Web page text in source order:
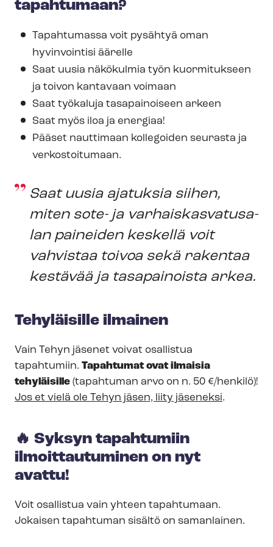
tapahtumaan?
Tapahtumassa voit pysähtyä oman
hyvinvointisi äärelle
Saat uusia näkökulmia työn kuormitukseen
ja toivon kantavaan voimaan
Saat työkaluja tasapainoiseen arkeen
Saat myös iloa ja energiaa!
Pääset nauttimaan kollegoiden seurasta ja
verkostoitumaan.
Saat uusia ajatuksia siihen,
miten sote- ja var­hais­kas­va­tusa­
lan paineiden keskellä voit
vahvistaa toivoa sekä rakentaa
kestävää ja tasapainoista arkea.
Tehyläisille ilmainen
Vain Tehyn jäsenet voivat osallistua
tapahtumiin. Tapahtumat ovat ilmaisia
tehyläisille (tapahtuman arvo on n. 50 €/henkilö)!
Jos et vielä ole Tehyn jäsen, liity jäseneksi.
🔥 Syksyn tapahtumiin
ilmoittautuminen on nyt
avattu!
Voit osallistua vain yhteen tapahtumaan.
Jokaisen tapahtuman sisältö on samanlainen.